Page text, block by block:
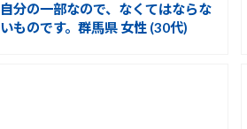
自分の一部なので、なくてはならな
いものです。群馬県 女性 (30代)